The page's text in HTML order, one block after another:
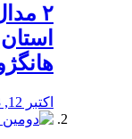
اکتبر 12, 2023